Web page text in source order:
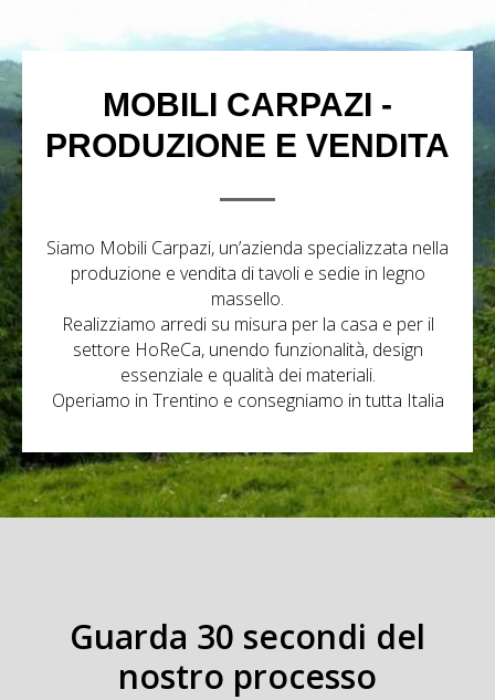
MOBILI CARPAZI -
PRODUZIONE E VENDITA
Siamo Mobili Carpazi, un’azienda specializzata nella
produzione e vendita di tavoli e sedie in legno
massello.
Realizziamo arredi su misura per la casa e per il
settore HoReCa, unendo funzionalità, design
essenziale e qualità dei materiali.
Operiamo in Trentino e consegniamo in tutta Italia
Guarda 30 secondi del
nostro processo